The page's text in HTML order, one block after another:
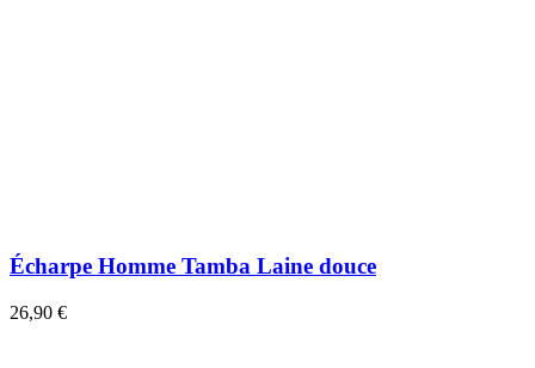
Écharpe Homme Tamba Laine douce
26,90 €